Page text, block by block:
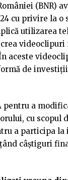
(BNR)
cu privire la o
utilizarea
videoclipuri
aceste
de
pentru a
cu scopul
a participa
câștiguri